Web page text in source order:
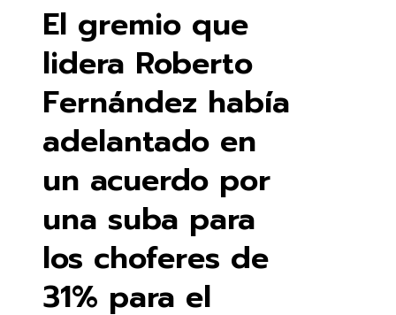
El gremio que
lidera Roberto
Fernández había
adelantado en
un acuerdo por
una suba para
los choferes de
31% para el